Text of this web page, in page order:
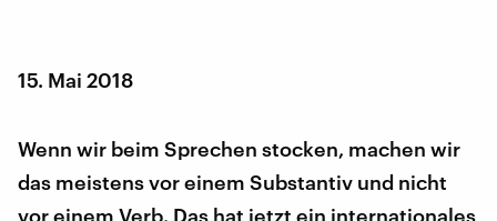
15. Mai 2018
Wenn wir beim Sprechen stocken, machen wir
das meistens vor einem Substantiv und nicht
vor einem Verb. Das hat jetzt ein internationales